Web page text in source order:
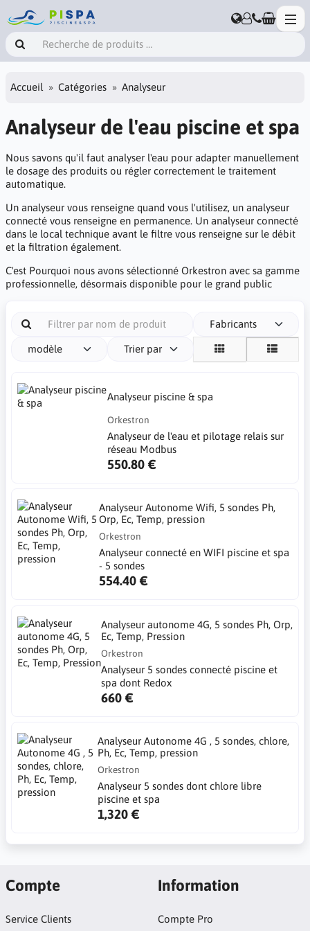
Accueil Catégories Analyseur
Analyseur de l'eau piscine et spa
Nous savons qu'il faut analyser l'eau pour adapter manuellement
le dosage des produits ou régler correctement le traitement
automatique.
Un analyseur vous renseigne quand vous l'utilisez, un analyseur
connecté vous renseigne en permanence. Un analyseur connecté
dans le local technique avant le filtre vous renseigne sur le débit
et la filtration également.
C'est Pourquoi nous avons sélectionné Orkestron avec sa gamme
professionnelle, désormais disponible pour le grand public
Fabricants
modèle Trier par
Analyseur piscine & spa
Orkestron
Analyseur de l'eau et pilotage relais sur
réseau Modbus
550.80 €
Analyseur Autonome Wifi, 5 sondes Ph,
Orp, Ec, Temp, pression
Orkestron
Analyseur connecté en WIFI piscine et spa
- 5 sondes
554.40 €
Analyseur autonome 4G, 5 sondes Ph, Orp,
Ec, Temp, Pression
Orkestron
Analyseur 5 sondes connecté piscine et
spa dont Redox
660 €
Analyseur Autonome 4G , 5 sondes, chlore,
Ph, Ec, Temp, pression
Orkestron
Analyseur 5 sondes dont chlore libre
piscine et spa
1,320 €
Compte
Service Clients
Information
Compte Pro